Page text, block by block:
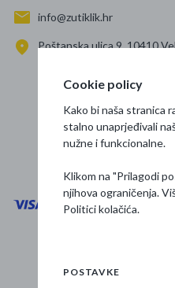
info@zutiklik.hr
Poštanska ulica 9, 10410
Osnovne
Cookie policy
Kako bi naša stranica
stalno unaprjeđivali
nužne i funkcionalne.
Klikom na "Prilagodi
njihova ograničenja.
Politici kolačića.
POSTAVKE